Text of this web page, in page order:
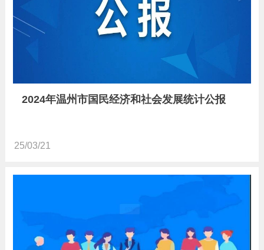
2024年温州市国民经济和社会发展统计公报
25/03/21